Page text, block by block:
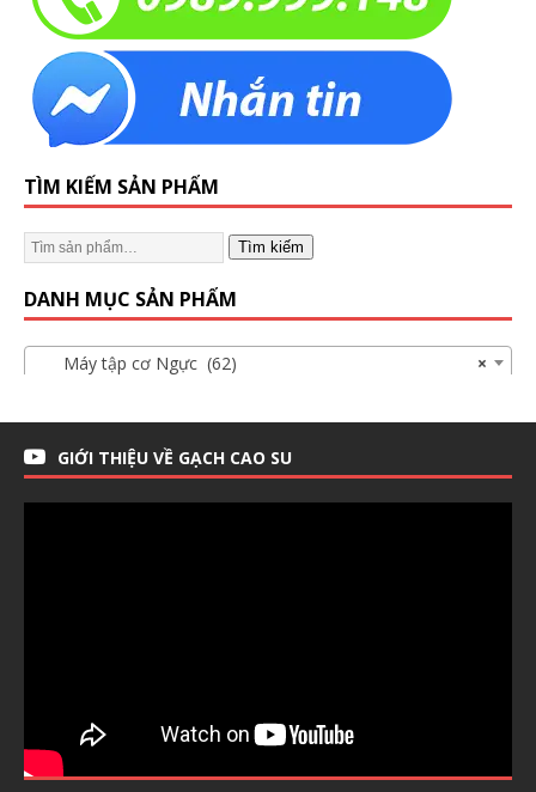
TÌM KIẾM SẢN PHẨM
Tìm kiếm
DANH MỤC SẢN PHẨM
×
Máy tập cơ Ngực (62)
GIỚI THIỆU VỀ GẠCH CAO SU